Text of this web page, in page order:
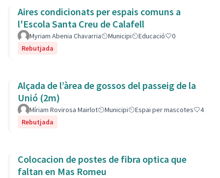
Aires condicionats per espais comuns a
l'Escola Santa Creu de Calafell
Myriam Abenia Chavarria Municipi Educació
0
Rebutjada
Alçada de l’àrea de gossos del passeig de la
Unió (2m)
Míriam Rovirosa Mairlot Municipi Espai per mascotes
4
Rebutjada
Colocacion de postes de fibra optica que
faltan en Mas Romeu